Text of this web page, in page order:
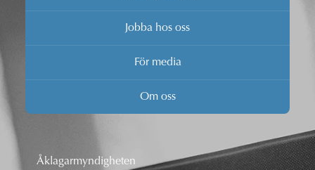
Jobba hos oss
För media
Om oss
Åklagarmyndigheten